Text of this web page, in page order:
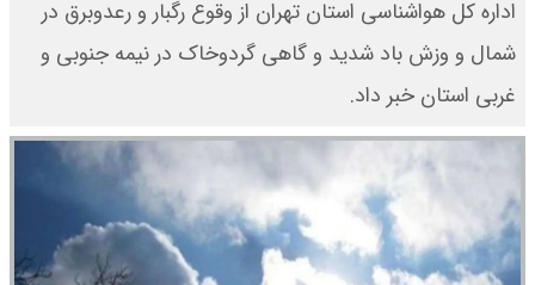
​اداره‌ کل هواشناسی استان تهران از وقوع رگبار و رعدوبرق در
شمال و وزش باد شدید و گاهی گردوخاک در نیمه‌ جنوبی و
غربی استان خبر داد.